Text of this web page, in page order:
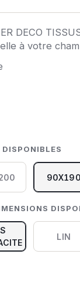
DECO
à votre
90X190
LIN